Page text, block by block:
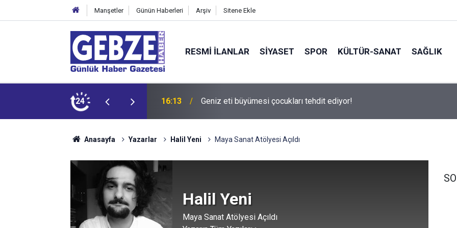
Manşetler Günün Haberleri Arşiv Sitene Ekle
RESMI İLANLAR SİYASET SPOR KÜLTÜR-SANAT SAĞLIK
24 16:13 Geniz eti büyümesi çocukları tehdit ediyor!
Anasayfa Yazarlar Halil Yeni Maya Sanat Atölyesi Açıldı
Halil Yeni
Maya Sanat Atölyesi Açıldı